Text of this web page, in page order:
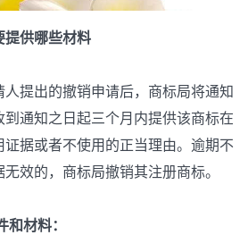
提供哪些材料
提出的撤销申请后，商标局将通知
通知之日起三个月内提供该商标在
证据或者不使用的正当理由。逾期不
效的，商标局撤销其注册商标。
材料：